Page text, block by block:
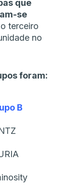
que
se
terceiro
no
foram:
B